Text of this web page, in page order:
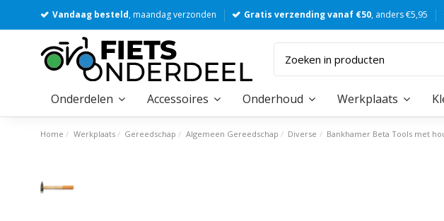
Vandaag besteld, maandag verzonden Gratis verzending vanaf €50, anders €5,95
Onderdelen Accessoires Onderhoud Werkplaats
Home Werkplaats Gereedschap Algemeen Gereedschap Diverse Bankhamer Beta Tools met